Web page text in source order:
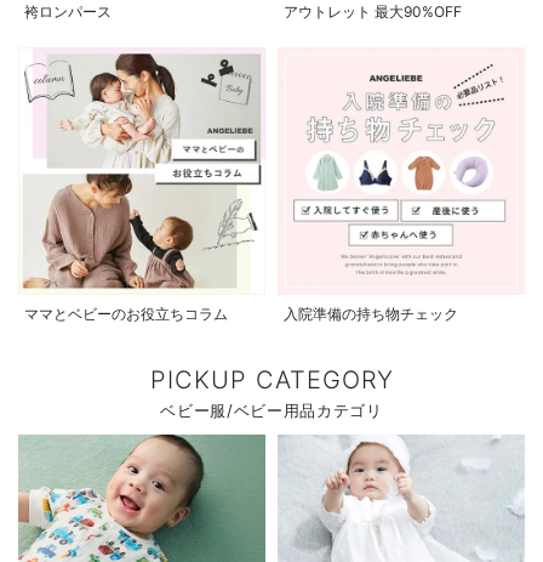
袴ロンパース アウトレット 最大90%OFF
ママとベビーのお役立ちコラム 入院準備の持ち物チェック
PICKUP CATEGORY
ベビー服/ベビー用品カテゴリ